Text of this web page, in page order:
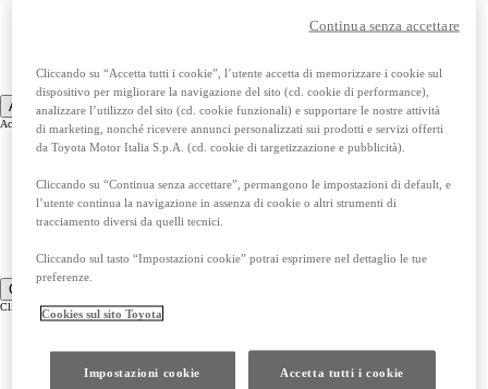
Scarica una brochure
Acquista la tua Toyota
Acquista la tua Toyota
Configura
Finanziamento
Toyota Easy Move
WeToyota Insurance
Clienti
Clienti
Calcola tagliando
Prenota intervento in officina
Cliccando su “Accetta tutti i cookie”, l’utente accetta di memorizzare i cookie sul
dispositivo per migliorare la navigazione del sito (cd. cookie di performance),
analizzare l’utilizzo del sito (cd. cookie funzionali) e supportare le nostre attività
di marketing, nonché ricevere annunci personalizzati sui prodotti e servizi offerti
da Toyota Motor Italia S.p.A. (cd. cookie di targetizzazione e pubblicità).
Cliccando su “Continua senza accettare”, permangono le impostazioni di default, e
l’utente continua la navigazione in assenza di cookie o altri strumenti di
tracciamento diversi da quelli tecnici.
Cliccando sul tasto “Impostazioni cookie” potrai esprimere nel dettaglio le tue
preferenze.
Cookies sul sito Toyota
Impostazioni cookie Accetta tutti i cookie
Continua senza accettare